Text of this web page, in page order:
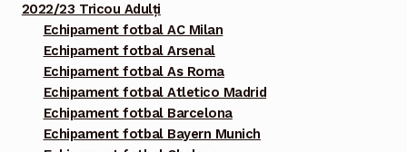
2022/23 Tricou Adulți
Echipament fotbal AC Milan
Echipament fotbal Arsenal
Echipament fotbal As Roma
Echipament fotbal Atletico Madrid
Echipament fotbal Barcelona
Echipament fotbal Bayern Munich